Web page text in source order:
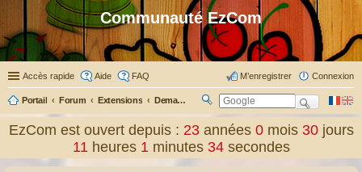
Communauté EzCom
Accès rapide Aide FAQ Connexion
M’enregistrer
Portail Forum Extensions Demander ou proposer des traductions d’extensions
ec
EzCom est ouvert depuis : 23 années0 mois30 jours
11 heures1 minutes35 secondes